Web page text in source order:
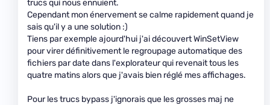
trucs qui nous ennuient.
Cependant mon énervement se calme rapidement quand je
sais qu'il y a une solution :)
Tiens par exemple ajourd'hui j'ai découvert WinSetView
pour virer définitivement le regroupage automatique des
fichiers par date dans l'explorateur qui revenait tous les
quatre matins alors que j'avais bien réglé mes affichages.
Pour les trucs bypass j'ignorais que les grosses maj ne